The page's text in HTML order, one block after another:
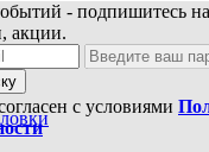
- подпишитесь
акции.
с условиями